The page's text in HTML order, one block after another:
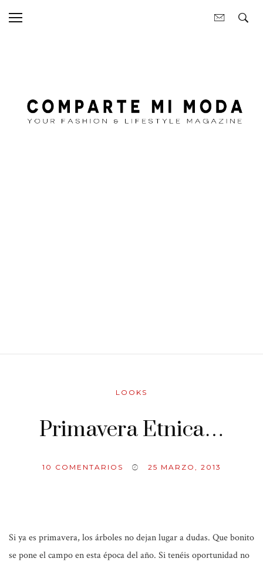
LOOKS
Primavera Etnica…
10 COMENTARIOS 25 MARZO, 2013
Si ya es primavera, los árboles no dejan lugar a dudas. Que bonito
se pone el campo en esta época del año. Si tenéis oportunidad no